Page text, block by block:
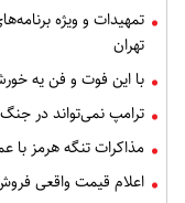
تمهیدات و ویژه
تهران
با این فوت و فن یه
ترامپ نمی‌تواند در جنگ
مذاکرات تنگه هرمز با
اعلام قیمت واقعی